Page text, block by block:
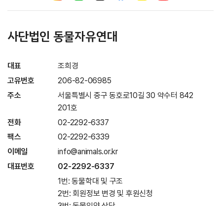
사단법인 동물자유연대
대표
조희경
고유번호
206-82-06985
주소
서울특별시 중구 동호로10길 30 약수터 842
201호
전화
02-2292-6337
팩스
02-2292-6339
이메일
info@animals.or.kr
대표번호
02-2292-6337
1번: 동물학대 및 구조
2번: 회원정보 변경 및 후원신청